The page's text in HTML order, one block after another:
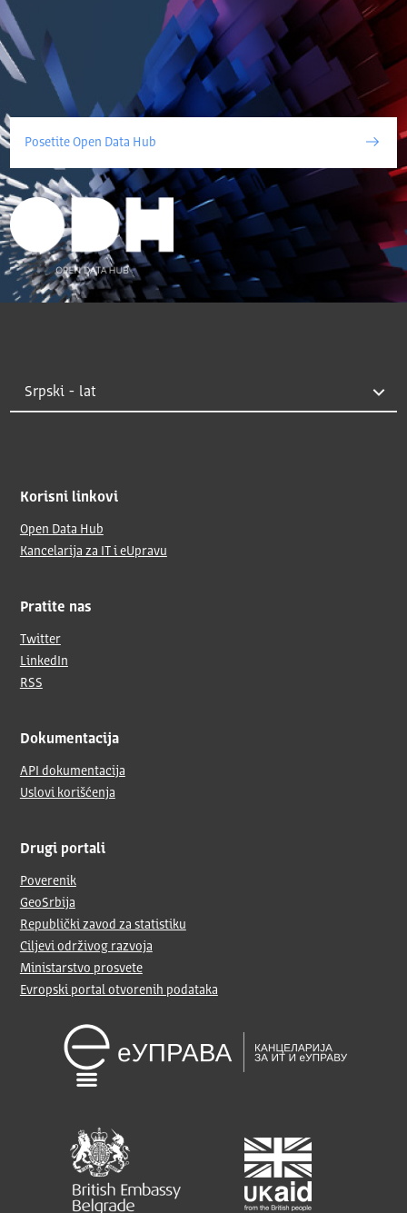
Posetite Open Data Hub
Korisni linkovi
Open Data Hub
Kancelarija za IT i eUpravu
Pratite nas
Twitter
LinkedIn
RSS
Dokumentacija
API dokumentacija
Uslovi korišćenja
Drugi portali
Poverenik
GeoSrbija
Republički zavod za statistiku
Ciljevi održivog razvoja
Ministarstvo prosvete
Evropski portal otvorenih podataka